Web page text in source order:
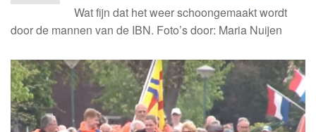
Wat fijn dat het weer schoongemaakt wordt
door de mannen van de IBN. Foto’s door: Maria Nuijen